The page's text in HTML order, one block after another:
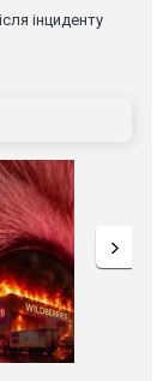
інциденту